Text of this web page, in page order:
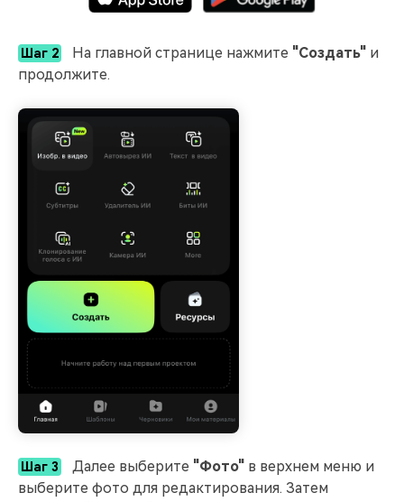
Шаг 2 На главной странице нажмите "Создать" и
продолжите.
Шаг 3 Далее выберите "Фото" в верхнем меню и
выберите фото для редактирования. Затем